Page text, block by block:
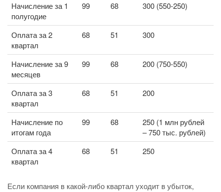
Начисление за 1
полугодие
99 68 300 (550-250)
Оплата за 2
квартал
68 51 300
Начисление за 9
месяцев
99 68 200 (750-550)
Оплата за 3
квартал
68 51 200
Начисление по
итогам года
99 68
250 (1 млн рублей
– 750 тыс. рублей)
Оплата за 4
квартал
68 51 250
Если компания в какой-либо квартал уходит в убыток,